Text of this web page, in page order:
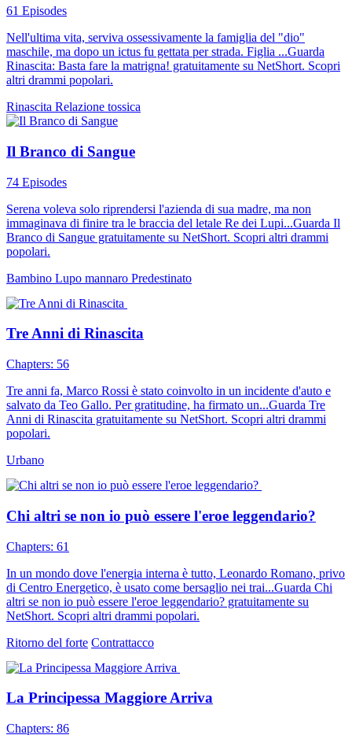
61 Episodes
Nell'ultima vita, serviva ossessivamente la famiglia del "dio"
maschile, ma dopo un ictus fu gettata per strada. Figlia ...Guarda
Rinascita: Basta fare la matrigna! gratuitamente su NetShort. Scopri
altri drammi popolari.
Rinascita Relazione tossica
Il Branco di Sangue
74 Episodes
Serena voleva solo riprendersi l'azienda di sua madre, ma non
immaginava di finire tra le braccia del letale Re dei Lupi...Guarda Il
Branco di Sangue gratuitamente su NetShort. Scopri altri drammi
popolari.
Bambino Lupo mannaro Predestinato
Tre Anni di Rinascita
Chapters: 56
Tre anni fa, Marco Rossi è stato coinvolto in un incidente d'auto e
salvato da Teo Gallo. Per gratitudine, ha firmato un...Guarda Tre
Anni di Rinascita gratuitamente su NetShort. Scopri altri drammi
popolari.
Urbano
Chi altri se non io può essere l'eroe leggendario?
Chapters: 61
In un mondo dove l'energia interna è tutto, Leonardo Romano, privo
di Centro Energetico, è usato come bersaglio nei trai...Guarda Chi
altri se non io può essere l'eroe leggendario? gratuitamente su
NetShort. Scopri altri drammi popolari.
Ritorno del forte Contrattacco
La Principessa Maggiore Arriva
Chapters: 86